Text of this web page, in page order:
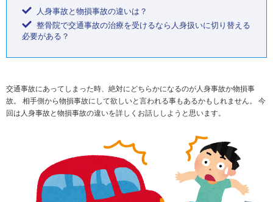
人身事故と物損事故の違いは？
整骨院で交通事故の治療を受けるなら人身扱いに切り替える
必要がある？
交通事故にあってしまった時、絶対にどちらかになるのが人身事故か物損事
故。 相手側から物損事故にして欲しいと言われる事もあるかもしれません。 今
回は人身事故と物損事故の違いを詳しくお話ししようと思います。